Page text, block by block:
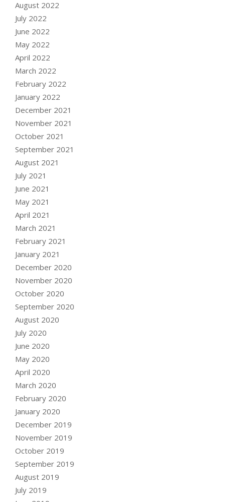
August 2022
July 2022
June 2022
May 2022
April 2022
March 2022
February 2022
January 2022
December 2021
November 2021
October 2021
September 2021
August 2021
July 2021
June 2021
May 2021
April 2021
March 2021
February 2021
January 2021
December 2020
November 2020
October 2020
September 2020
August 2020
July 2020
June 2020
May 2020
April 2020
March 2020
February 2020
January 2020
December 2019
November 2019
October 2019
September 2019
August 2019
July 2019